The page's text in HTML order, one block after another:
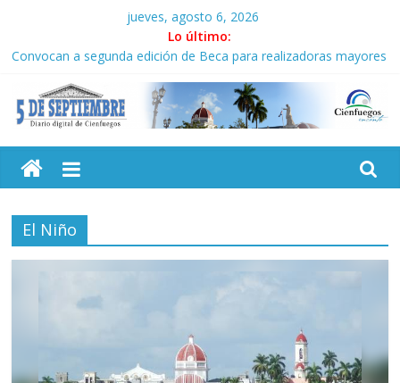
contenido
jueves, agosto 6, 2026
Lo último:
Convocan a segunda edición de Beca para realizadoras mayores
Neo-macartismo gourmet
Culmina servicio militar activo para jóvenes en Cienfuegos
Otorgan Medalla de la Amistad al activista Donald Dutherland
5
Septiembre
Diario
digital
Cienfuegos,
El Niño